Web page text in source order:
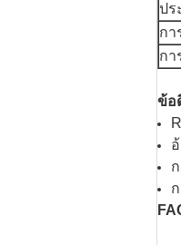
ปร
กา
กา
ข้อ